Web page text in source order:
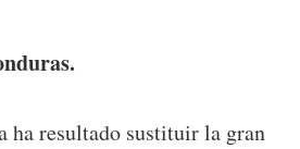
ha resultado sustituir la gran